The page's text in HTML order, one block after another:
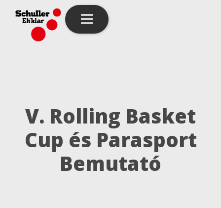
V. Rolling Basket
Cup és Parasport
Bemutató